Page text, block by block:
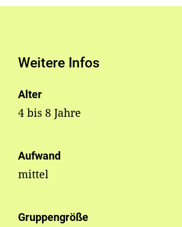
Weitere Infos
Alter
4 bis 8 Jahre
Aufwand
mittel
Gruppengröße